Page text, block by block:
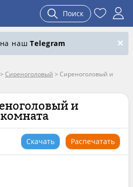
Поиск
на нашTelegram
Сиреноголовый > Сиреноголовый и
и
Скачать Распечатать